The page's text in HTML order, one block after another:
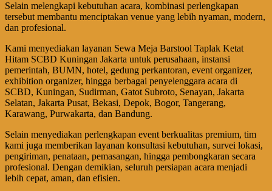
Selain melengkapi kebutuhan acara, kombinasi perlengkapan
tersebut membantu menciptakan venue yang lebih nyaman, modern,
dan profesional.
Kami menyediakan layanan Sewa Meja Barstool Taplak Ketat
Hitam SCBD Kuningan Jakarta untuk perusahaan, instansi
pemerintah, BUMN, hotel, gedung perkantoran, event organizer,
exhibition organizer, hingga berbagai penyelenggara acara di
SCBD, Kuningan, Sudirman, Gatot Subroto, Senayan, Jakarta
Selatan, Jakarta Pusat, Bekasi, Depok, Bogor, Tangerang,
Karawang, Purwakarta, dan Bandung.
Selain menyediakan perlengkapan event berkualitas premium, tim
kami juga memberikan layanan konsultasi kebutuhan, survei lokasi,
pengiriman, penataan, pemasangan, hingga pembongkaran secara
profesional. Dengan demikian, seluruh persiapan acara menjadi
lebih cepat, aman, dan efisien.